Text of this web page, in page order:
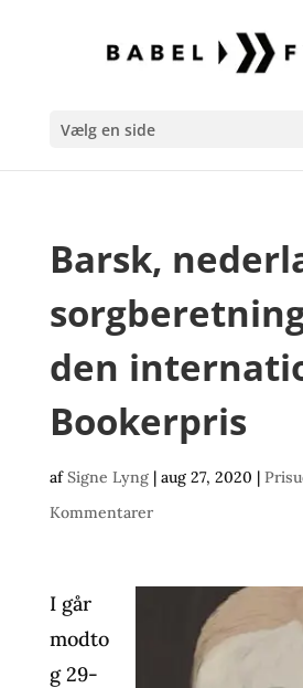
Vælg en side
Barsk,
den
Bookerpris
afSigne Lyng| aug 27, 2020 |
Kommentarer
I går
modto
g 29-